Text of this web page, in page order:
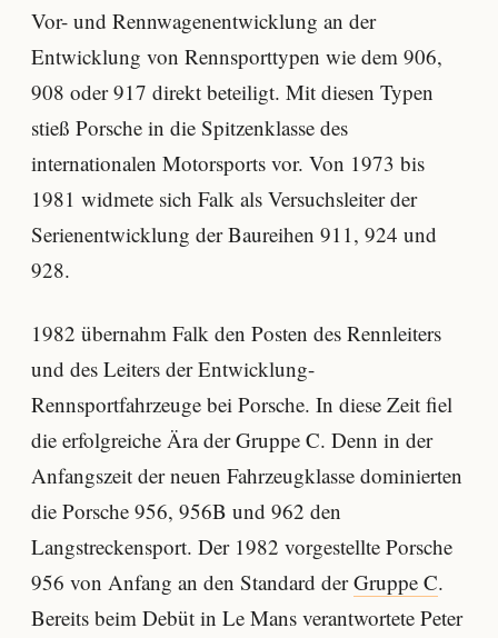
Vor- und Rennwagenentwicklung an der
Entwicklung von Rennsporttypen wie dem 906,
908 oder 917 direkt beteiligt. Mit diesen Typen
stieß Porsche in die Spitzenklasse des
internationalen Motorsports vor. Von 1973 bis
1981 widmete sich Falk als Versuchsleiter der
Serienentwicklung der Baureihen 911, 924 und
928.
1982 übernahm Falk den Posten des Rennleiters
und des Leiters der Entwicklung-
Rennsportfahrzeuge bei Porsche. In diese Zeit fiel
die erfolgreiche Ära der Gruppe C. Denn in der
Anfangszeit der neuen Fahrzeugklasse dominierten
die Porsche 956, 956B und 962 den
Langstreckensport. Der 1982 vorgestellte Porsche
956 von Anfang an den Standard derGruppe C.
Bereits beim Debüt in Le Mans verantwortete Peter